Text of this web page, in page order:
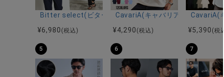
Bitter select(ビターセレクト)接触冷感スーパーストレ
¥6,980 (税込)
CavariA(キャバリア)12Gミラノ
¥4,290 (税込)
CavariA(
¥5,390 (税
5 6 7